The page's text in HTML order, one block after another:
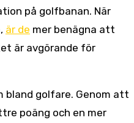
på golfbanan. När
är de mer benägna att
är avgörande för
golfare. Genom att
poäng och en mer